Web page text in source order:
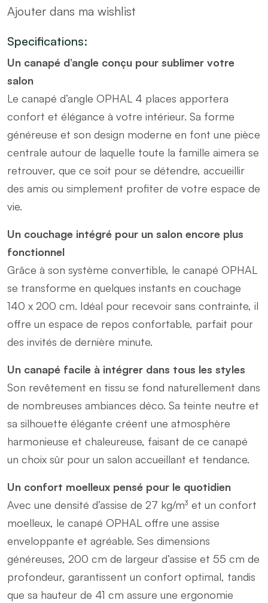
réversible
places
OPHAL
tissu
terracotta
quantity
Ajouter dans ma wishlist
Specifications:
Un canapé d’angle conçu pour sublimer votre
salon
Le canapé d’angle OPHAL 4 places apportera
confort et élégance à votre intérieur. Sa forme
généreuse et son design moderne en font une pièce
centrale autour de laquelle toute la famille aimera se
retrouver, que ce soit pour se détendre, accueillir
des amis ou simplement profiter de votre espace de
vie.
Un couchage intégré pour un salon encore plus
fonctionnel
Grâce à son système convertible, le canapé OPHAL
se transforme en quelques instants en couchage
140 x 200 cm. Idéal pour recevoir sans contrainte, il
offre un espace de repos confortable, parfait pour
des invités de dernière minute.
Un canapé facile à intégrer dans tous les styles
Son revêtement en tissu se fond naturellement dans
de nombreuses ambiances déco. Sa teinte neutre et
sa silhouette élégante créent une atmosphère
harmonieuse et chaleureuse, faisant de ce canapé
un choix sûr pour un salon accueillant et tendance.
Un confort moelleux pensé pour le quotidien
Avec une densité d’assise de 27 kg/m³ et un confort
moelleux, le canapé OPHAL offre une assise
enveloppante et agréable. Ses dimensions
généreuses, 200 cm de largeur d’assise et 55 cm de
profondeur, garantissent un confort optimal, tandis
que sa hauteur de 41 cm assure une ergonomie